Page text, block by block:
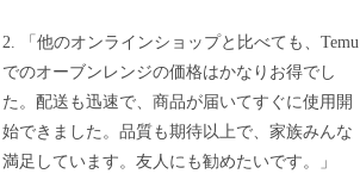
2. 「他のオンラインショップと比べても、Temu
でのオーブンレンジの価格はかなりお得でし
た。配送も迅速で、商品が届いてすぐに使用開
始できました。品質も期待以上で、家族みんな
満足しています。友人にも勧めたいです。」